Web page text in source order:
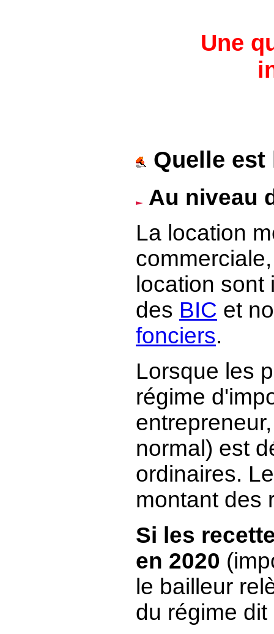
Une
Quelle
Au niveau
La location
location sont
des BIC et
fonciers.
Lorsque les
régime
normal) est
ordinaires.
montant des
Si les
en 2020
le bailleur
du régime